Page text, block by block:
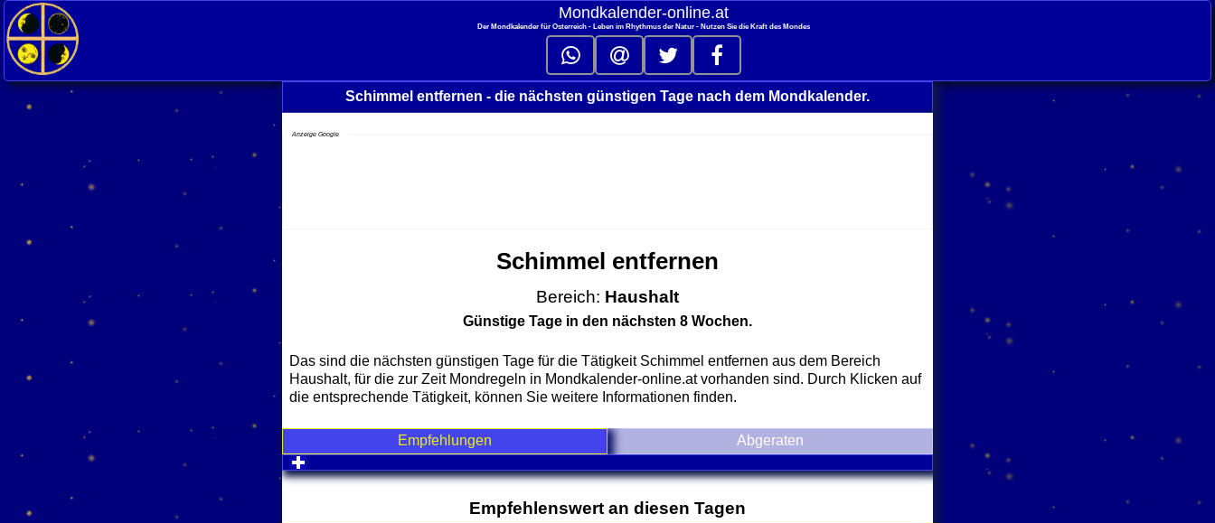
< Mondkalender‑online.at
Der Mondkalender für Österreich - Leben im Rhythmus der Natur - Nutzen Sie die Kraft des Mondes
Schimmel entfernen - die nächsten günstigen Tage nach dem Mondkalender.
Anzeige Google
Schimmel entfernen
Bereich: Haushalt
Günstige Tage in den nächsten 8 Wochen.
Das sind die nächsten günstigen Tage für die Tätigkeit Schimmel entfernen aus dem Bereich
Haushalt, für die zur Zeit Mondregeln in Mondkalender-online.at vorhanden sind. Durch Klicken auf
die entsprechende Tätigkeit, können Sie weitere Informationen finden.
Empfehlungen
Abgeraten
click to expand contents
Empfehlenswert an diesen Tagen